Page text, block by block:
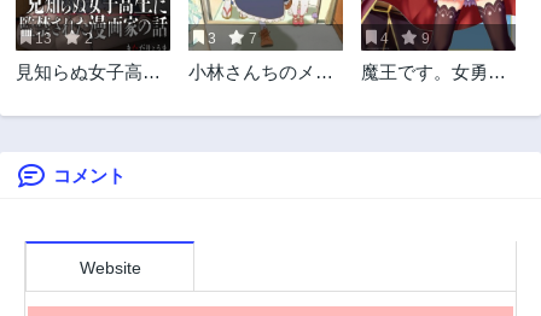
2年前 2年前
第238話
2年前
第237話
2年前
第236話 第235話
第234話
第232話
13 2
見知らぬ女子高生
家の話
3 7
小林さんちのメイ
4 9
魔王です。女勇者
ので、女勇者が義
コメント
Website